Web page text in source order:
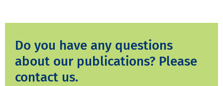
Do you have any questions
about our publications? Please
contact us.